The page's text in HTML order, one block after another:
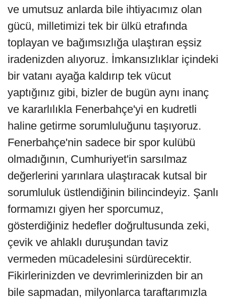
ve umutsuz anlarda bile ihtiyacımız olan
gücü, milletimizi tek bir ülkü etrafında
toplayan ve bağımsızlığa ulaştıran eşsiz
iradenizden alıyoruz. İmkansızlıklar içindeki
bir vatanı ayağa kaldırıp tek vücut
yaptığınız gibi, bizler de bugün aynı inanç
ve kararlılıkla Fenerbahçe'yi en kudretli
haline getirme sorumluluğunu taşıyoruz.
Fenerbahçe'nin sadece bir spor kulübü
olmadığının, Cumhuriyet'in sarsılmaz
değerlerini yarınlara ulaştıracak kutsal bir
sorumluluk üstlendiğinin bilincindeyiz. Şanlı
formamızı giyen her sporcumuz,
gösterdiğiniz hedefler doğrultusunda zeki,
çevik ve ahlaklı duruşundan taviz
vermeden mücadelesini sürdürecektir.
Fikirlerinizden ve devrimlerinizden bir an
bile sapmadan, milyonlarca taraftarımızla